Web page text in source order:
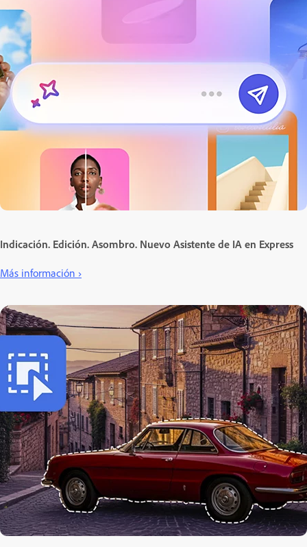
Indicación. Edición. Asombro. Nuevo Asistente de IA en Express
Más información ›